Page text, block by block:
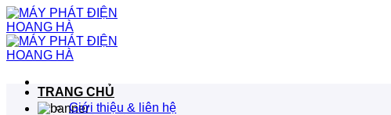
Bỏ
qua
nội
dung
TRANG CHỦ
Giới thiệu & liên hệ